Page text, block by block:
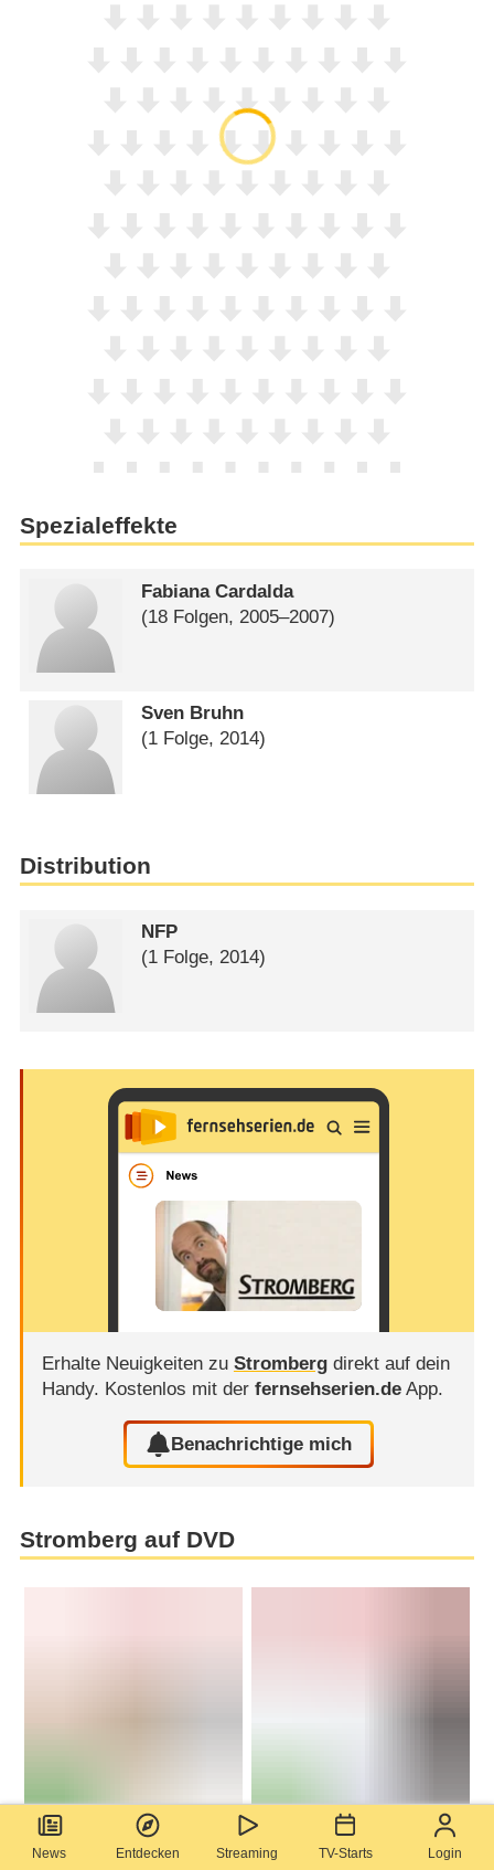
News Entdecken Streaming TV-Starts Login
Spezialeffekte
Fabiana Cardalda
(18 Folgen, 2005⁠–⁠2007)
Sven Bruhn
(1 Folge, 2014)
Distribution
NFP
(1 Folge, 2014)
Erhalte Neuigkeiten zu Strombergdirekt auf dein
Handy. Kostenlos mit der fernsehserien.deApp.
Benachrichtige mich
Stromberg auf DVD